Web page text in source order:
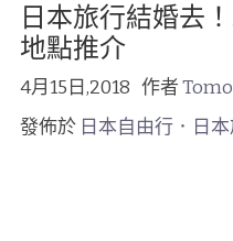
日本旅行結婚去
地點推介
4月15日,2018 作者
發佈於 日本自由行．日